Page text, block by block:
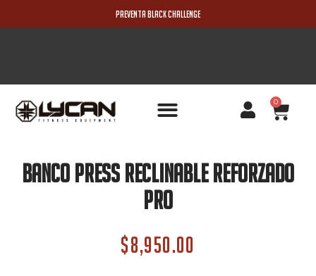
PREVENTA BLACK CHALLENGE
0
Banco press reclinable reforzado
pro
$8,950.00